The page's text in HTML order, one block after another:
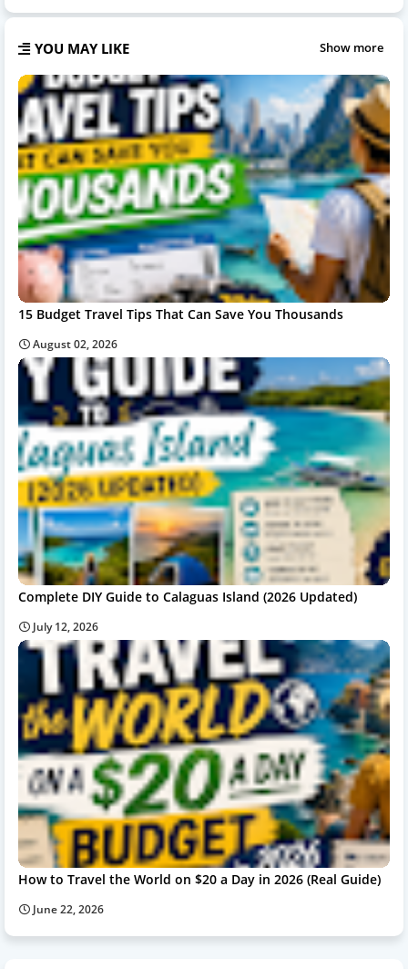
YOU MAY LIKE Show more
15 Budget Travel Tips That Can Save You Thousands
August 02, 2026
Complete DIY Guide to Calaguas Island (2026 Updated)
July 12, 2026
How to Travel the World on $20 a Day in 2026 (Real Guide)
June 22, 2026